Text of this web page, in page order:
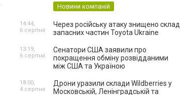
Новини компаній
Через російську атаку знищено склад
запасних частин Toyota Ukraine
14:44,
6 серпня
Сенатори США заявили про
покращення обміну розвідданими
між США та Україною
13:19,
6 серпня
Дрони уразили склади Wildberries у
Московській, Ленінградській та
18:00,
4 серпня